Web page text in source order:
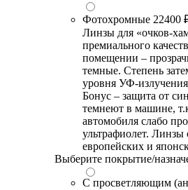
Фотохромные 22400
Линзы для «очков-
премиального
помещении –
темные. Степень
уровня УФ-
Бонус – защита от
темнеют в машине,
автомобиля слабо
ультрафиолет.
европейских и
Выберите покрытие/
С просветляющим